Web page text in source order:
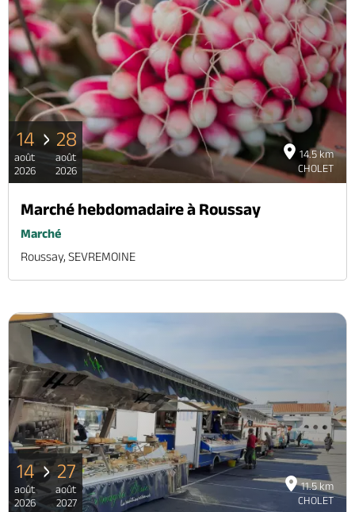
14.5 km
CHOLET
14
août
2026
28
août
2026
Marché hebdomadaire à Roussay
Marché
Roussay, SEVREMOINE
11.5 km
CHOLET
14
août
2026
27
août
2027